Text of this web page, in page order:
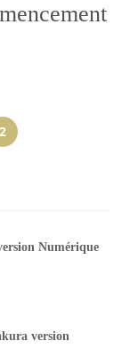
2
Numérique
version